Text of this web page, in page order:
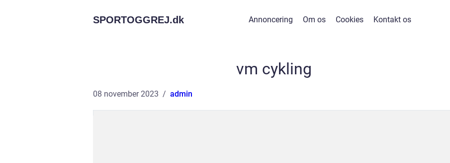
SPORTOGGREJ.dk Annoncering Om os Cookies Kontakt os
vm cykling
08 november 2023 admin